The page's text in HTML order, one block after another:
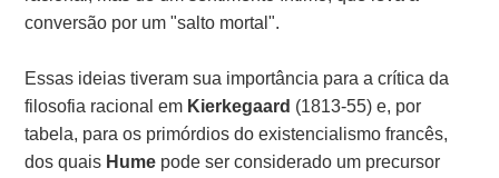
conversão por um "salto mortal".
Essas ideias tiveram sua importância para a crítica da
filosofia racional em Kierkegaard (1813-55) e, por
tabela, para os primórdios do existencialismo francês,
dos quais Hume pode ser considerado um precursor